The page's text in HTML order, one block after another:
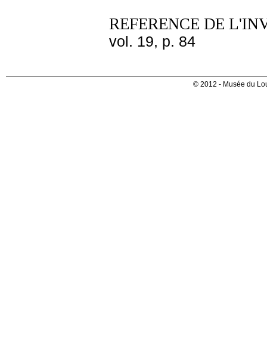
REFERENCE DE
vol. 19, p. 84
© 2012 - Musée du